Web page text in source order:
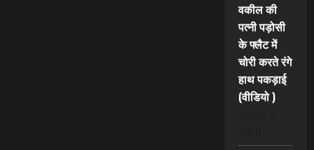
वकील की
पत्नी पड़ोसी
के फ्लैट में
चोरी करते रंगे
हाथ पकड़ाई
(वीडियो )